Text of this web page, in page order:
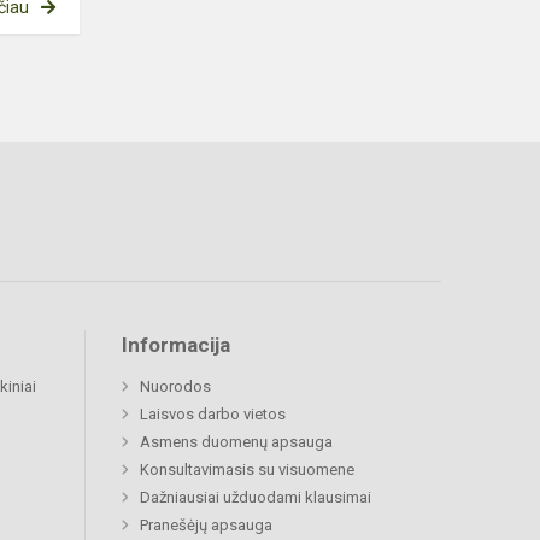
Informacija
Nuorodos
Laisvos darbo vietos
Asmens duomenų apsauga
Konsultavimasis su visuomene
Dažniausiai užduodami klausimai
Pranešėjų apsauga